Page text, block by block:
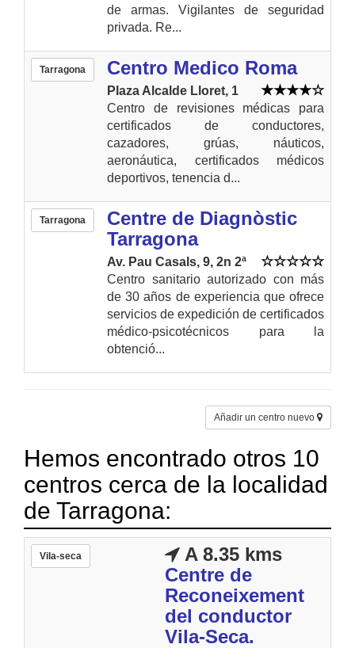
de armas. Vigilantes de seguridad
privada. Re...
Tarragona Centro Medico Roma
Plaza Alcalde Lloret, 1
Centro de revisiones médicas para
certificados de conductores,
cazadores, grúas, náuticos,
aeronáutica, certificados médicos
deportivos, tenencia d...
Tarragona
Centre de Diagnòstic
Tarragona
Av. Pau Casals, 9, 2n 2ª
Centro sanitario autorizado con más
de 30 años de experiencia que ofrece
servicios de expedición de certificados
médico-psicotécnicos para la
obtenció...
Añadir un centro nuevo
Hemos encontrado otros 10
centros cerca de la localidad
de Tarragona:
Vila-seca
A 8.35 kms
Centre de
Reconeixement
del conductor
Vila-Seca.